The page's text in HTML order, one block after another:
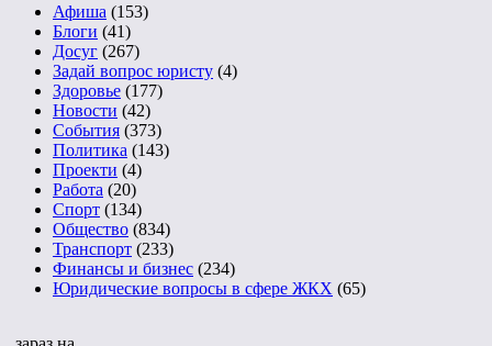
Афиша (153)
Блоги (41)
Досуг (267)
Задай вопрос юристу (4)
Здоровье (177)
Новости (42)
События (373)
Политика (143)
Проекти (4)
Работа (20)
Спорт (134)
Общество (834)
Транспорт (233)
Финансы и бизнес (234)
Юридические вопросы в сфере ЖКХ (65)